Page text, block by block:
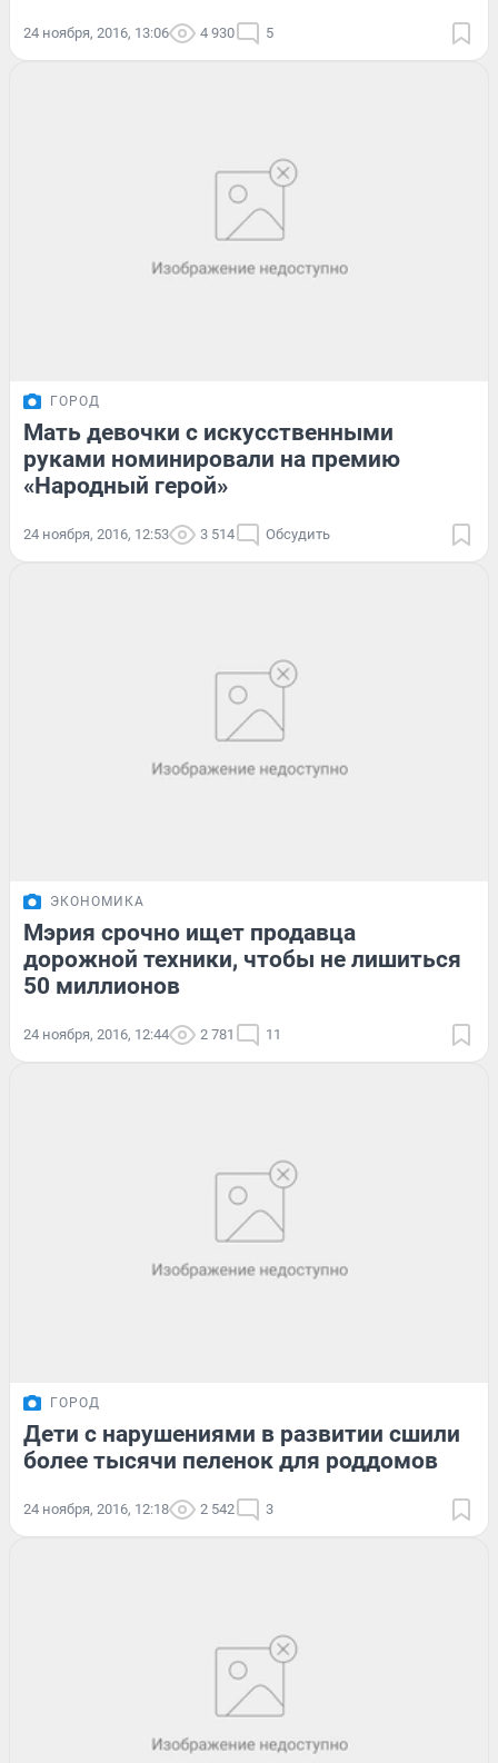
24 ноября, 2016, 13:06 4 930 5
ГОРОД
Мать девочки с искусственными
руками номинировали на премию
«Народный герой»
24 ноября, 2016, 12:53 3 514 Обсудить
ЭКОНОМИКА
Мэрия срочно ищет продавца
дорожной техники, чтобы не лишиться
50 миллионов
24 ноября, 2016, 12:44 2 781 11
ГОРОД
Дети с нарушениями в развитии сшили
более тысячи пеленок для роддомов
24 ноября, 2016, 12:18 2 542 3